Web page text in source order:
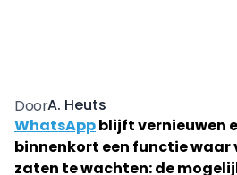
DoorA. Heuts
WhatsAppblijft vernieuwen
binnenkort een functie waar
zaten te wachten: de